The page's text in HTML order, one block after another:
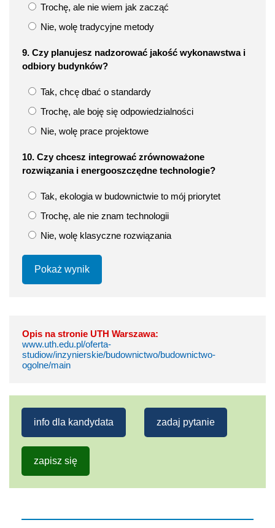
Trochę, ale nie wiem jak zacząć
Nie, wolę tradycyjne metody
9. Czy planujesz nadzorować jakość wykonawstwa i
odbiory budynków?
Tak, chcę dbać o standardy
Trochę, ale boję się odpowiedzialności
Nie, wolę prace projektowe
10. Czy chcesz integrować zrównoważone
rozwiązania i energooszczędne technologie?
Tak, ekologia w budownictwie to mój priorytet
Trochę, ale nie znam technologii
Nie, wolę klasyczne rozwiązania
Pokaż wynik
Opis na stronie UTH Warszawa:
www.uth.edu.pl/oferta-
studiow/inzynierskie/budownictwo/budownictwo-
ogolne/main
info dla kandydata zadaj pytanie
zapisz się